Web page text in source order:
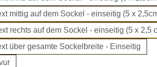
mittig auf dem Sockel - einseitig (5 x
rechts auf dem Sockel - einseitig (5 x 2,5
über gesamte Sockelbreite - Einseitig